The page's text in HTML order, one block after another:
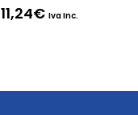
11,24€ Iva Inc.